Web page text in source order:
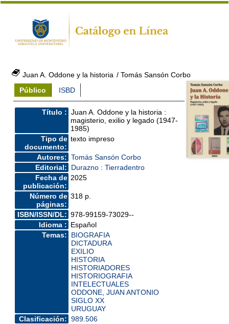
Juan A. Oddone y la historia / Tomás Sansón Corbo
Público
ISBD
Título : Juan A. Oddone y la historia :
magisterio, exilio y legado (1947-
1985)
Tipo de
documento:
texto impreso
Autores: Tomás Sansón Corbo
Editorial:
Durazno : Tierradentro
Fecha de
publicación:
2025
Número de
páginas:
318 p.
ISBN/ISSN/DL: 978-99159-73029--
Idioma : Español
Temas:
BIOGRAFIA
DICTADURA
EXILIO
HISTORIA
HISTORIADORES
HISTORIOGRAFIA
INTELECTUALES
ODDONE, JUAN ANTONIO
SIGLO XX
URUGUAY
Clasificación: 989.506